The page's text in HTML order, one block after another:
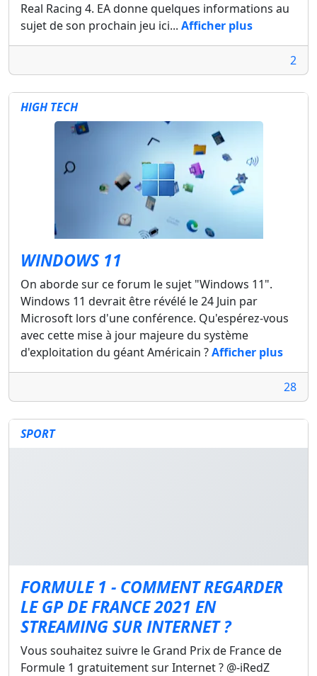
Real Racing 4. EA donne quelques informations au
sujet de son prochain jeu ici... Afficher plus
2
HIGH TECH
WINDOWS 11
On aborde sur ce forum le sujet "Windows 11".
Windows 11 devrait être révélé le 24 Juin par
Microsoft lors d'une conférence. Qu'espérez-vous
avec cette mise à jour majeure du système
d'exploitation du géant Américain ?Afficher plus
28
SPORT
FORMULE 1 - COMMENT REGARDER
LE GP DE FRANCE 2021 EN
STREAMING SUR INTERNET ?
Vous souhaitez suivre le Grand Prix de France de
Formule 1 gratuitement sur Internet ? @-iRedZ